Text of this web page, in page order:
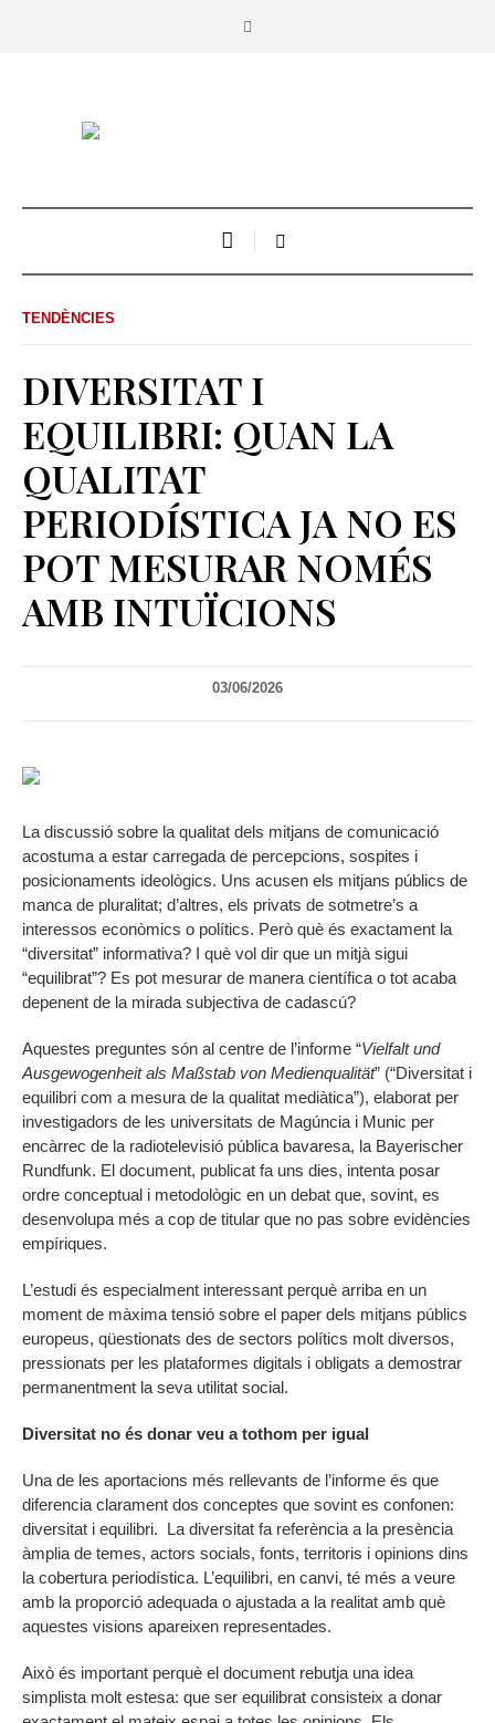
TENDÈNCIES
DIVERSITAT I
EQUILIBRI: QUAN LA
QUALITAT
PERIODÍSTICA JA NO ES
POT MESURAR NOMÉS
AMB INTUÏCIONS
03/06/2026
La discussió sobre la qualitat dels mitjans de comunicació
acostuma a estar carregada de percepcions, sospites i
posicionaments ideològics. Uns acusen els mitjans públics de
manca de pluralitat; d’altres, els privats de sotmetre’s a
interessos econòmics o polítics. Però què és exactament la
“diversitat” informativa? I què vol dir que un mitjà sigui
“equilibrat”? Es pot mesurar de manera científica o tot acaba
depenent de la mirada subjectiva de cadascú?
Aquestes preguntes són al centre de l’informe “Vielfalt und
Ausgewogenheit als Maßstab von Medienqualität” (“Diversitat i
equilibri com a mesura de la qualitat mediàtica”), elaborat per
investigadors de les universitats de Magúncia i Munic per
encàrrec de la radiotelevisió pública bavaresa, la Bayerischer
Rundfunk. El document, publicat fa uns dies, intenta posar
ordre conceptual i metodològic en un debat que, sovint, es
desenvolupa més a cop de titular que no pas sobre evidències
empíriques.
L’estudi és especialment interessant perquè arriba en un
moment de màxima tensió sobre el paper dels mitjans públics
europeus, qüestionats des de sectors polítics molt diversos,
pressionats per les plataformes digitals i obligats a demostrar
permanentment la seva utilitat social.
Diversitat no és donar veu a tothom per igual
Una de les aportacions més rellevants de l’informe és que
diferencia clarament dos conceptes que sovint es confonen:
diversitat i equilibri. La diversitat fa referència a la presència
àmplia de temes, actors socials, fonts, territoris i opinions dins
la cobertura periodística. L’equilibri, en canvi, té més a veure
amb la proporció adequada o ajustada a la realitat amb què
aquestes visions apareixen representades.
Això és important perquè el document rebutja una idea
simplista molt estesa: que ser equilibrat consisteix a donar